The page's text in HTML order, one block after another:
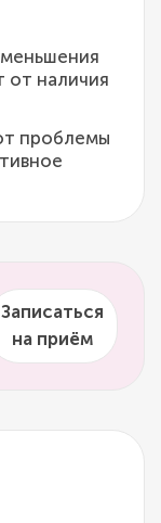
от наличия
проблемы
Записаться
на приём